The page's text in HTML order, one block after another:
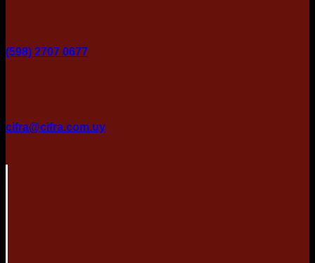
(598) 2707 0677
cifra@cifra.com.uy